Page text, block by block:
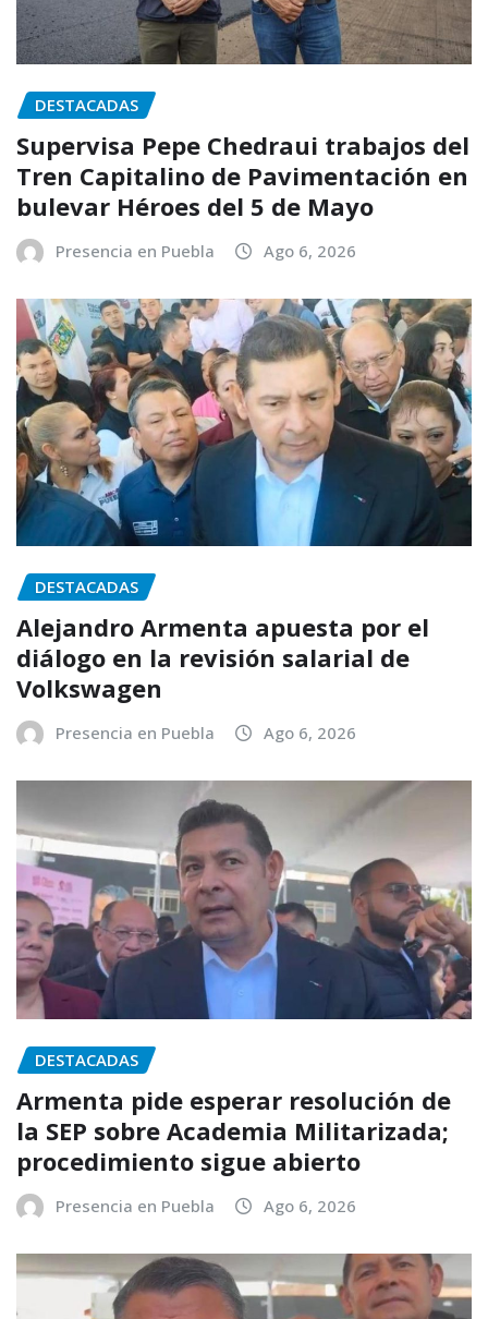
DESTACADAS
Supervisa Pepe Chedraui trabajos del
Tren Capitalino de Pavimentación en
bulevar Héroes del 5 de Mayo
Presencia en Puebla Ago 6, 2026
DESTACADAS
Alejandro Armenta apuesta por el
diálogo en la revisión salarial de
Volkswagen
Presencia en Puebla Ago 6, 2026
DESTACADAS
Armenta pide esperar resolución de
la SEP sobre Academia Militarizada;
procedimiento sigue abierto
Presencia en Puebla Ago 6, 2026